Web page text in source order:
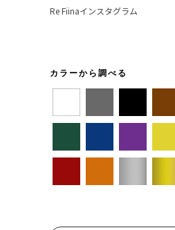
Re Fiinaインスタグラム
カラーから調べる